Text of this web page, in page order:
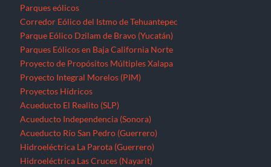
Parques eólicos
Corredor Eólico del Istmo de Tehuantepec
Parque Eólico Dzilam de Bravo (Yucatán)
Parques Eólicos en Baja California Norte
Proyecto de Propósitos Múltiples Xalapa
Proyecto Integral Morelos (PIM)
Proyectos Hídricos
Acueducto El Realito (SLP)
Acueducto Independencia (Sonora)
Acueducto Río San Pedro (Guerrero)
Hidroeléctrica La Parota (Guerrero)
Hidroeléctrica Las Cruces (Nayarit)